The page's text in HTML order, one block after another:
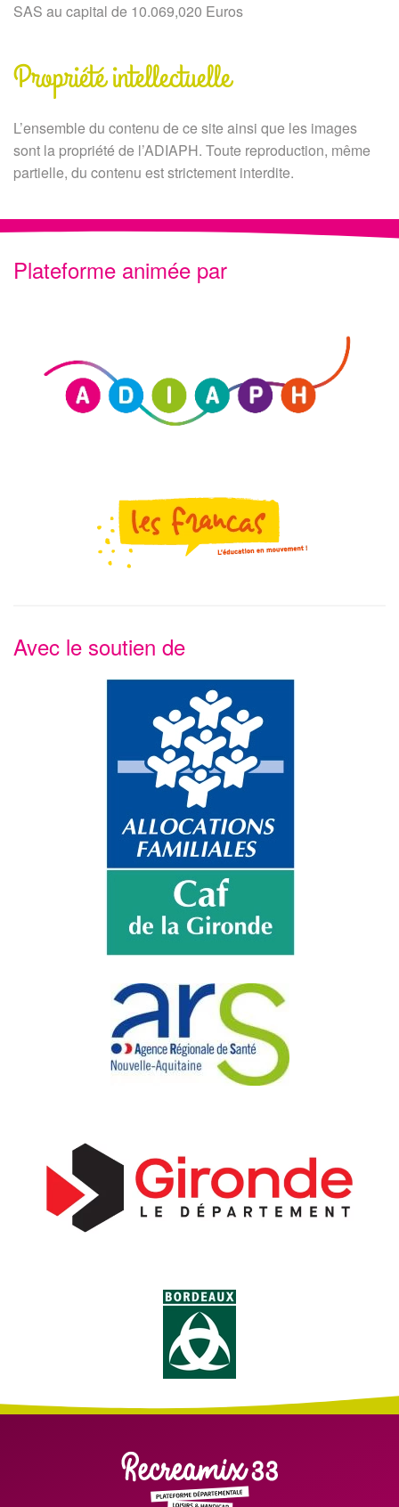
SAS au capital de 10.069,020 Euros
Propriété intellectuelle
L’ensemble du contenu de ce site ainsi que les images
sont la propriété de l’ADIAPH. Toute reproduction, même
partielle, du contenu est strictement interdite.
Plateforme animée par
Avec le soutien de